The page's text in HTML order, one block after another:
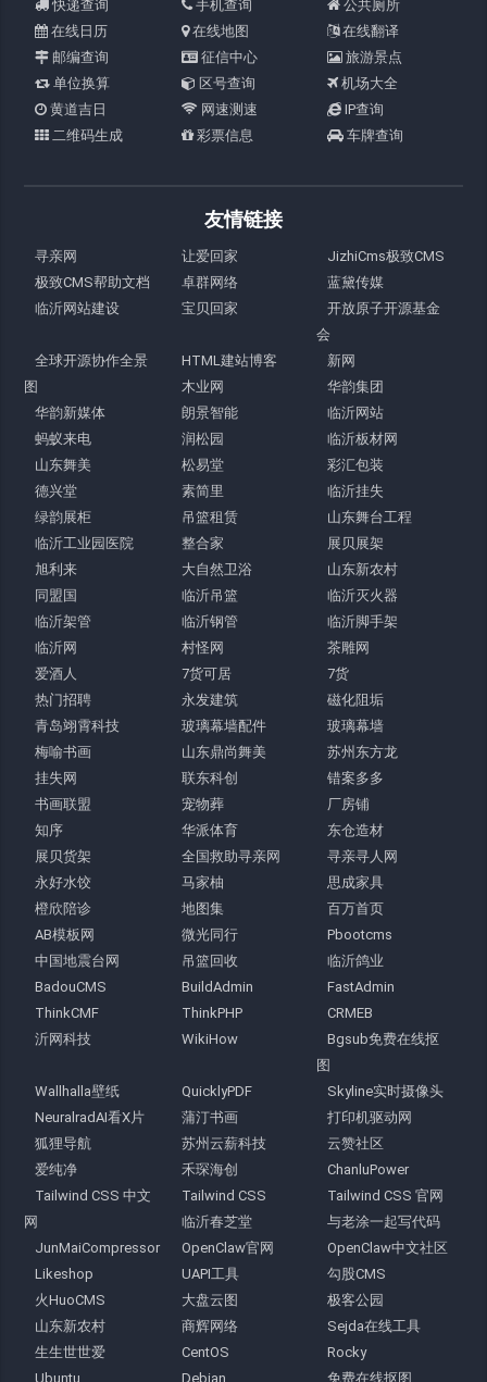
快递查询
手机查询
公共厕所
在线日历
在线地图
在线翻译
邮编查询
征信中心
旅游景点
单位换算
区号查询
机场大全
黄道吉日
网速测速
IP查询
二维码生成
彩票信息 车牌查询
友情链接
寻亲网 让爱回家
JizhiCms极致CMS
极致CMS帮助文档
卓群网络
蓝黛传媒
临沂网站建设
宝贝回家
开放原子开源基金
会
全球开源协作全景
图
HTML建站博客
新网
木业网
华韵集团
华韵新媒体
朗景智能
临沂网站
蚂蚁来电
润松园
临沂板材网
山东舞美
松易堂
彩汇包装
德兴堂
素简里
临沂挂失
绿韵展柜
吊篮租赁
山东舞台工程
临沂工业园医院
整合家
展贝展架
旭利来
大自然卫浴
山东新农村
同盟国
临沂吊篮
临沂灭火器
临沂架管
临沂钢管
临沂脚手架
临沂网
村怪网
茶雕网
爱酒人
7货可居
7货
热门招聘
永发建筑
磁化阻垢
青岛翊霄科技
玻璃幕墙配件
玻璃幕墙
梅喻书画
山东鼎尚舞美
苏州东方龙
挂失网
联东科创
错案多多
书画联盟
宠物葬
厂房铺
知序
华派体育
东仓造材
展贝货架
全国救助寻亲网
寻亲寻人网
永好水饺
马家柚
思成家具
橙欣陪诊
地图集
百万首页
AB模板网
微光同行
Pbootcms
中国地震台网
吊篮回收
临沂鸽业
BadouCMS
BuildAdmin
FastAdmin
ThinkCMF
ThinkPHP
CRMEB
沂网科技
WikiHow
Bgsub免费在线抠
图
Wallhalla壁纸
QuicklyPDF
Skyline实时摄像头
NeuralradAI看X片
蒲汀书画
打印机驱动网
狐狸导航
苏州云薪科技
云赞社区
爱纯净
禾琛海创
ChanluPower
Tailwind CSS 中文
网
Tailwind CSS
Tailwind CSS 官网
临沂春芝堂
与老涂一起写代码
JunMaiCompressor
OpenClaw官网
OpenClaw中文社区
Likeshop
UAPI工具
勾股CMS
火HuoCMS
大盘云图
极客公园
山东新农村
商辉网络
Sejda在线工具
生生世世爱
CentOS
Rocky
Ubuntu
Debian 免费在线抠图